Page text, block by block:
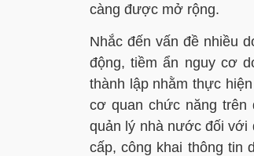
càng được mở rộng.
Nhắc đến vấn đề nhiều
động, tiềm ẩn nguy cơ
thành lập nhằm thực
cơ quan chức năng
quản lý nhà nước đối với
cấp, công khai thông tin